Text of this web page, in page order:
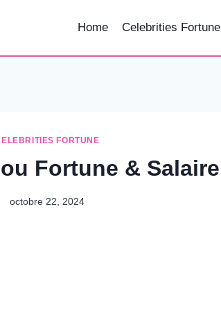
Home Celebrities Fortune
FORTUNE
Fortune & Salaire
octobre 22, 2024